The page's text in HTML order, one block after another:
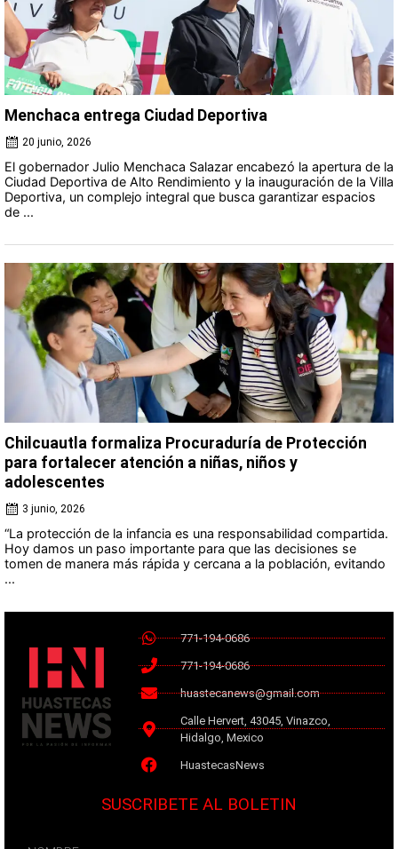
Menchaca entrega Ciudad Deportiva
20 junio, 2026
El gobernador Julio Menchaca Salazar encabezó la apertura de la
Ciudad Deportiva de Alto Rendimiento y la inauguración de la Villa
Deportiva, un complejo integral que busca garantizar espacios
de ...
Chilcuautla formaliza Procuraduría de Protección
para fortalecer atención a niñas, niños y
adolescentes
3 junio, 2026
“La protección de la infancia es una responsabilidad compartida.
Hoy damos un paso importante para que las decisiones se
tomen de manera más rápida y cercana a la población, evitando
...
771-194-0686
771-194-0686
huastecanews@gmail.com
Calle Hervert, 43045, Vinazco,
Hidalgo, Mexico
HuastecasNews
SUSCRIBETE AL BOLETIN